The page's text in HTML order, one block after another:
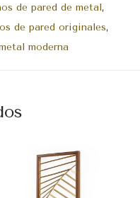
de pared de metal,
de pared originales,
moderna